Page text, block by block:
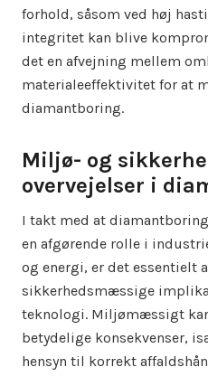
forhold, såsom ved høj
integritet kan blive
det en afvejning mellem
materialeeffektivitet for at
diamantboring.
Miljø- og
overvejelser i
I takt med at
en afgørende rolle i
og energi, er det essentielt
sikkerhedsmæssige
teknologi. Miljømæssigt
betydelige konsekvenser,
hensyn til korrekt